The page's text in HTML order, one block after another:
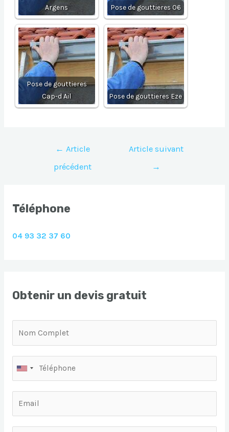
Argens
Pose de gouttieres 06
Pose de gouttieres
Cap-d Ail
Pose de gouttieres Eze
Navigation
l’article
← Article
précédent
Article suivant
→
Téléphone
04 93 32 37 60
Obtenir un devis gratuit